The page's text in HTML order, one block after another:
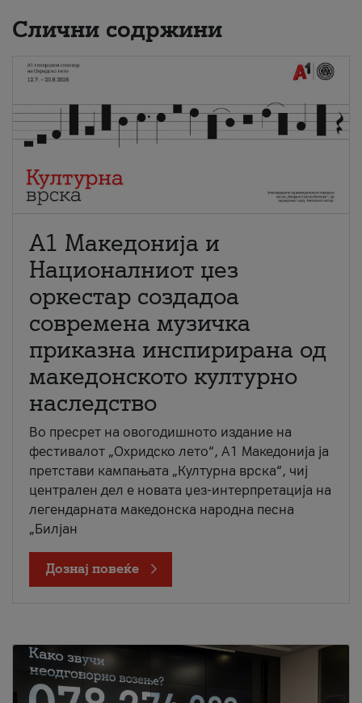
Слични содржини
А1 Македонија и
Националниот џез
оркестар создадоа
современа музичка
приказна инспирирана од
македонското културно
наследство
Во пресрет на овогодишното издание на
фестивалот „Охридско лето“, А1 Македонија ја
претстави кампањата „Културна врска“, чиј
централен дел е новата џез-интерпретација на
легендарната македонска народна песна
„Билјан
Дознај повеќе